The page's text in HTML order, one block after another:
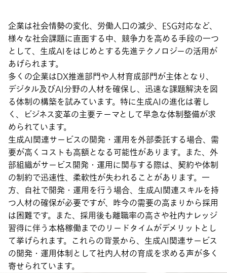
企業は社会情勢の変化、労働人口の減少、ESG対応など、
様々な社会課題に直面する中、競争力を高める手段の一つ
として、生成AIをはじめとする先進テクノロジーの活用が
あげられます。
多くの企業はDX推進部門や人材育成部門が主体となり、
デジタル及びAI分野の人材を確保し、迅速な課題解決を図
る体制の構築を試みています。特に生成AIの進化は著し
く、ビジネス変革の主要テーマとして早急な体制整備が求
められています。
生成AI関連サービスの開発・運用を外部委託する場合、需
要が高くコストも高額となる可能性があります。また、外
部組織がサービス開発・運用に関与する際は、契約や体制
の制約で迅速性、柔軟性が失われることがあります。一
方、自社で開発・運用を行う場合、生成AI関連スキルを持
つ人材の確保が必要ですが、昨今の需要の高まりから採用
は困難です。また、採用後も離職率の高さや社内ナレッジ
習得に伴う本格稼働までのリードタイムがデメリットとし
て挙げられます。これらの背景から、生成AI関連サービス
の開発・運用体制として社内人材の育成を求める声が多く
寄せられています。